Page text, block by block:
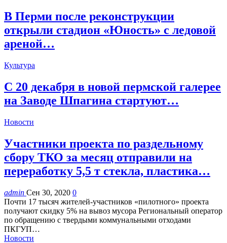
В Перми после реконструкции
открыли стадион «Юность» с ледовой
ареной…
Культура
С 20 декабря в новой пермской галерее
на Заводе Шпагина стартуют…
Новости
Участники проекта по раздельному
сбору ТКО за месяц отправили на
переработку 5,5 т стекла, пластика…
admin Сен 30, 2020 0
Почти 17 тысяч жителей-участников «пилотного» проекта
получают скидку 5% на вывоз мусора Региональный оператор
по обращению с твердыми коммунальными отходами
ПКГУП…
Новости